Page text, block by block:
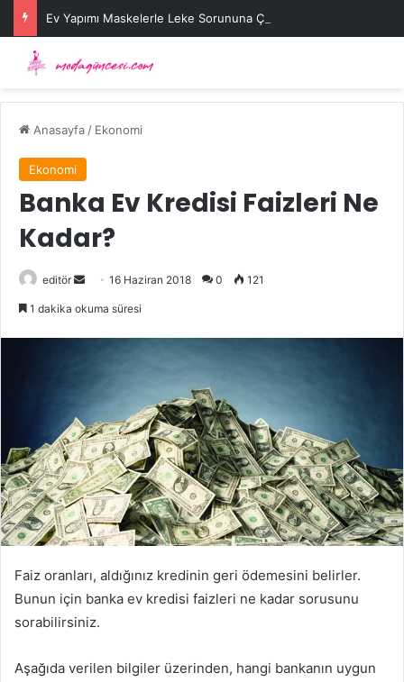
Ev Yapımı Maskelerle Leke Sorununa Çözüm Önerileri
Anasayfa / Ekonomi
Ekonomi
Banka Ev Kredisi Faizleri Ne
Kadar?
editör
Bir
göndermek
16 Haziran 2018 0 121
1 dakika okuma süresi
Faiz oranları, aldığınız kredinin geri ödemesini belirler.
Bunun için banka ev kredisi faizleri ne kadar sorusunu
sorabilirsiniz.
Aşağıda verilen bilgiler üzerinden, hangi bankanın uygun